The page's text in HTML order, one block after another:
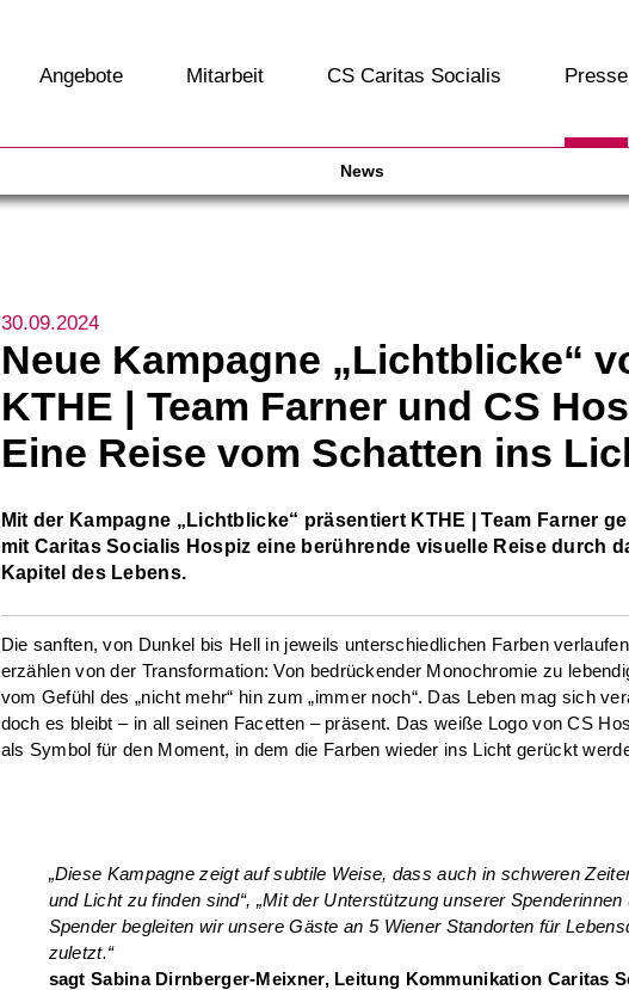
Angebote Mitarbeit CS Caritas Socialis Presse
News
30.09.2024
Neue Kampagne „Lichtblicke“
KTHE | Team Farner und CS
Eine Reise vom Schatten ins
Mit der Kampagne „Lichtblicke“ präsentiert KTHE | Team Farner
mit Caritas Socialis Hospiz eine berührende visuelle Reise durch
Kapitel des Lebens.
Die sanften, von Dunkel bis Hell in jeweils unterschiedlichen Farben
erzählen von der Transformation: Von bedrückender Monochromie zu
vom Gefühl des „nicht mehr“ hin zum „immer noch“. Das Leben mag sich
doch es bleibt – in all seinen Facetten – präsent. Das weiße Logo von CS
als Symbol für den Moment, in dem die Farben wieder ins Licht gerückt
„Diese Kampagne zeigt auf subtile Weise, dass auch in schweren
und Licht zu finden sind“, „Mit der Unterstützung unserer Spenderinnen
Spender begleiten wir unsere Gäste an 5 Wiener Standorten für
zuletzt.“
sagt Sabina Dirnberger-Meixner, Leitung Kommunikation Caritas